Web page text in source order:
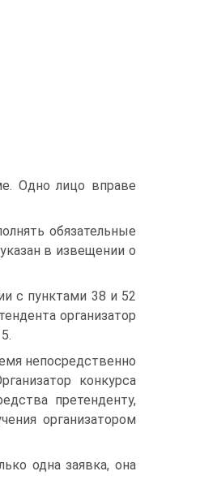
Одно лицо вправе
обязательные
в извещении о
с пунктами 38 и 52
организатор
непосредственно
конкурса
претенденту,
организатором
одна заявка, она